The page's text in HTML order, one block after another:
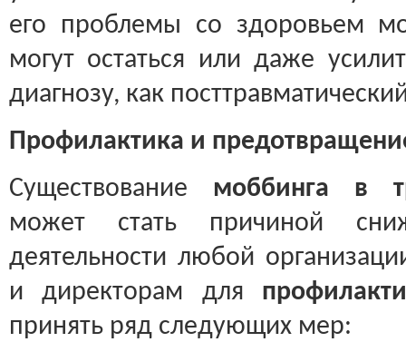
его проблемы со здоровьем
могут остаться или даже
диагнозу, как
Профилактика и
Существование моббинга в
может стать причиной
деятельности любой
и директорам для
принять ряд следующих мер: